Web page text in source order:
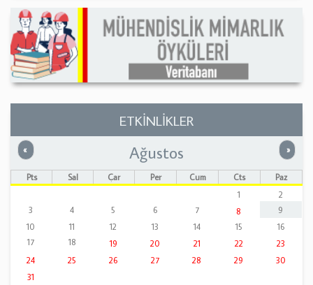
ETKİNLİKLER
« Önceki »
Ağustos
Pts Sal Çar Per Cum Cts
Paz
1
2
3
4 5 6 7 8
9
10
11 12 13 14 15
16
17
18 19 20 21 22
23
24
25 26 27 28 29
30
31